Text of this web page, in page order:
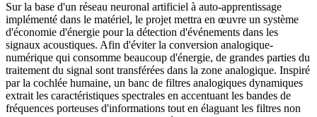
Sur la base d'un réseau neuronal artificiel à auto-apprentissage
implémenté dans le matériel, le projet mettra en œuvre un système
d'économie d'énergie pour la détection d'événements dans les
signaux acoustiques. Afin d'éviter la conversion analogique-
numérique qui consomme beaucoup d'énergie, de grandes parties du
traitement du signal sont transférées dans la zone analogique. Inspiré
par la cochlée humaine, un banc de filtres analogiques dynamiques
extrait les caractéristiques spectrales en accentuant les bandes de
fréquences porteuses d'informations tout en élaguant les filtres non